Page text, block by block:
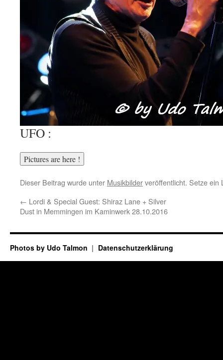
UFO :
Dieser Beitrag wurde unter Musikbilderveröffentlicht. Setze
← Lordi & Special Guest: Shiraz Lane + Silver
Dust in Memmingen im Kaminwerk 28.10.2016
Photos by Udo Talmon Datenschutzerklärung